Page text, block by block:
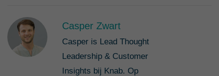
Casper Zwart
Casper is Lead Thought
Leadership & Customer
Insights bij Knab. Op